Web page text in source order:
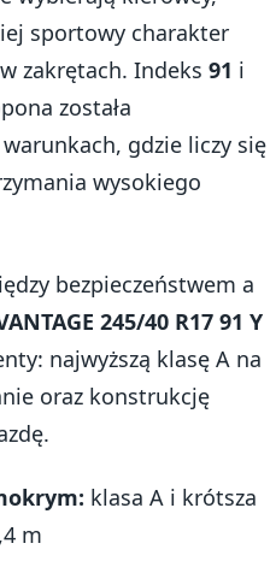
sportowy charakter
zakrętach. Indeks 91 i
została
gdzie liczy się
wysokiego
bezpieczeństwem a
245/40 R17 91 Y
najwyższą klasę A na
oraz konstrukcję
klasa A i krótsza
m